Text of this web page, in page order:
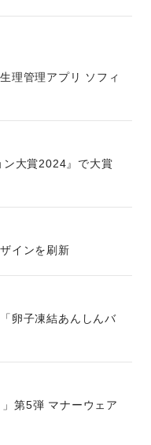
理管理アプリ ソフィ
ン大賞2024』で大賞
インを刷新
卵子凍結あんしんバ
第5弾 マナーウェア